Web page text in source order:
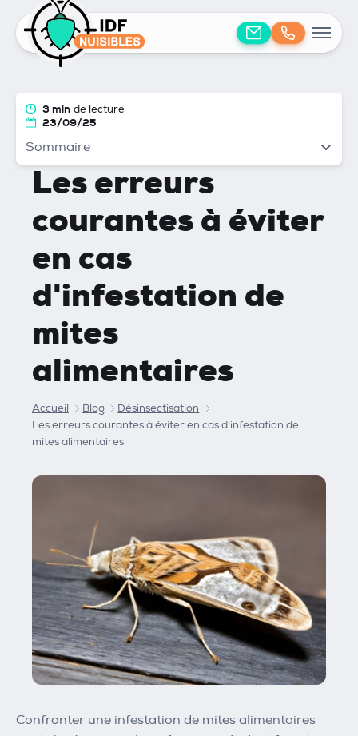
3 min de lecture
23/09/25
Sommaire
Les erreurs
courantes à éviter
en cas
d'infestation de
mites
alimentaires
Accueil Blog
Désinsectisation
Les erreurs courantes à éviter en cas d'infestation de
mites alimentaires
Confronter une infestation de mites alimentaires